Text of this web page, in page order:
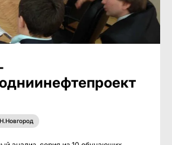
Н.Новгород